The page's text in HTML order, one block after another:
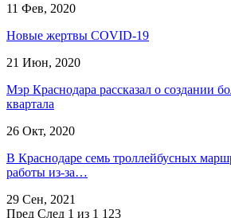
11 Фев, 2020
Новые жертвы COVID-19
21 Июн, 2020
Мэр Краснодара рассказал о создании
квартала
26 Окт, 2020
В Краснодаре семь троллейбусных
работы из-за…
29 Сен, 2021
Пред След 1 из 1 123